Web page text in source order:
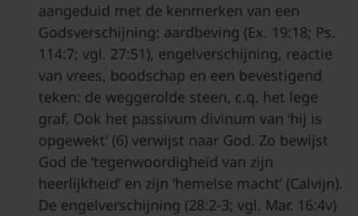
aangeduid met de kenmerken van een
Godsverschijning: aardbeving (Ex. 19:18; Ps.
114:7; vgl. 27:51), engelverschijning, reactie
van vrees, boodschap en een bevestigend
teken: de weggerolde steen, c.q. het lege
graf. Ook het passivum divinum van ‘hij is
opgewekt’ (6) verwijst naar God. Zo bewijst
God de ‘tegenwoordigheid van zijn
heerlijkheid’ en zijn ‘hemelse macht’ (Calvijn).
De engelverschijning (28:2-3; vgl. Mar. 16:4v)